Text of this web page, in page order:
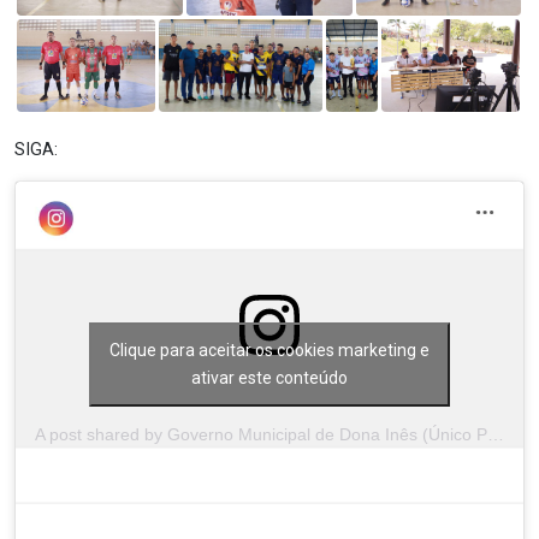
SIGA:
Clique para aceitar os cookies marketing e
ativar este conteúdo